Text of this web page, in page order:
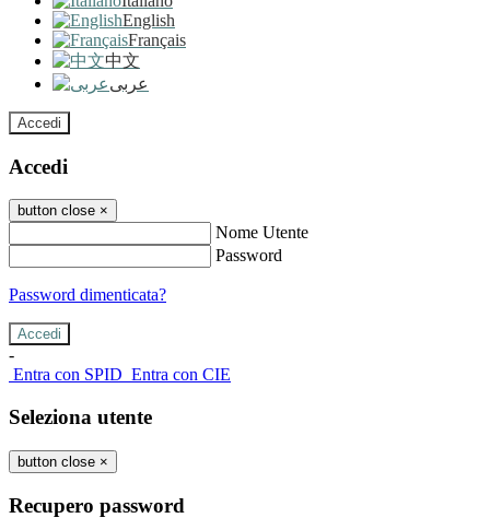
English
Français
中文
عربى
Accedi
Accedi
button close ×
Nome Utente
Password
Password dimenticata?
-
Entra con SPID Entra con CIE
Seleziona utente
button close ×
Recupero password